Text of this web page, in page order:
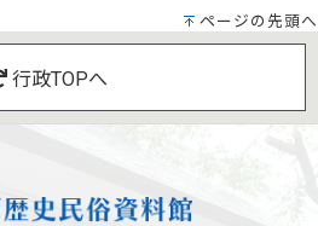
ページの先頭へ
行政TOPへ